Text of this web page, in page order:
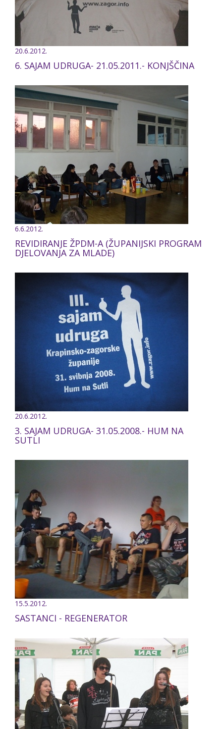
20.6.2012.
6. SAJAM UDRUGA- 21.05.2011.- KONJŠČINA
6.6.2012.
REVIDIRANJE ŽPDM-A (ŽUPANIJSKI PROGRAM
DJELOVANJA ZA MLADE)
20.6.2012.
3. SAJAM UDRUGA- 31.05.2008.- HUM NA
SUTLI
15.5.2012.
SASTANCI - REGENERATOR